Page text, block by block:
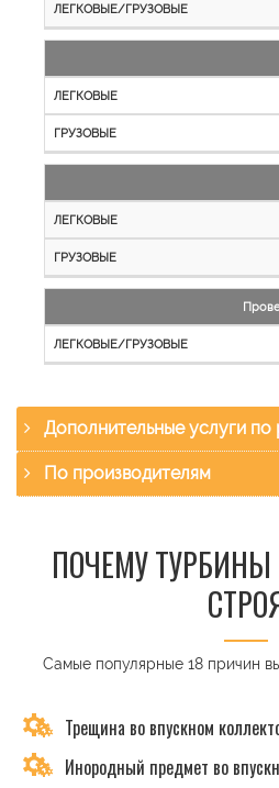
Дополнительные услуги по
По производителям
ПОЧЕМУ
Самые популярные 18 причин
Трещина во впускном
Инородный предмет во